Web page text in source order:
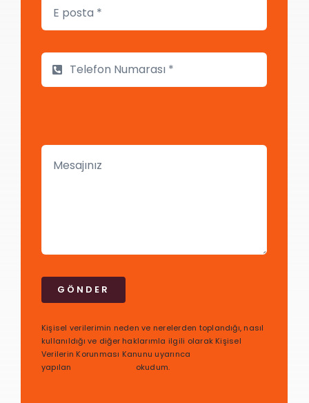
GÖNDER
Kişisel verilerimin neden ve nerelerden toplandığı, nasıl
kullanıldığı ve diğer haklarımla ilgili olarak Kişisel
Verilerin Korunması Kanunu uyarınca
yapılan
okudum.